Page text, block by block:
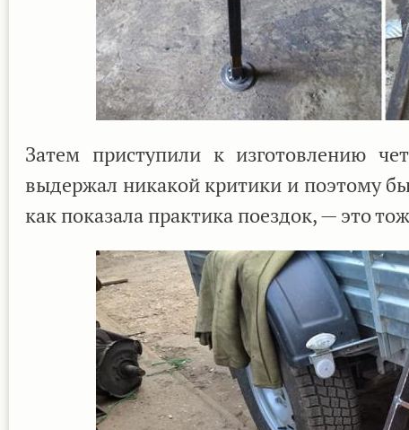
Затем приступили к изготовлению
выдержал никакой критики и поэтому
как показала практика поездок, — это